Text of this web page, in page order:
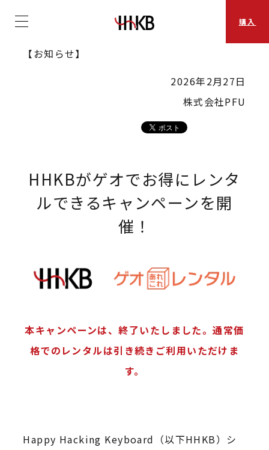
購入
【お知らせ】
2026年2月27日
株式会社PFU
HHKBがゲオでお得にレンタ
ルできるキャンペーンを開
催！
本キャンペーンは、終了いたしました。通常価
格でのレンタルは引き続きご利用いただけま
す。
Happy Hacking Keyboard（以下HHKB）シ